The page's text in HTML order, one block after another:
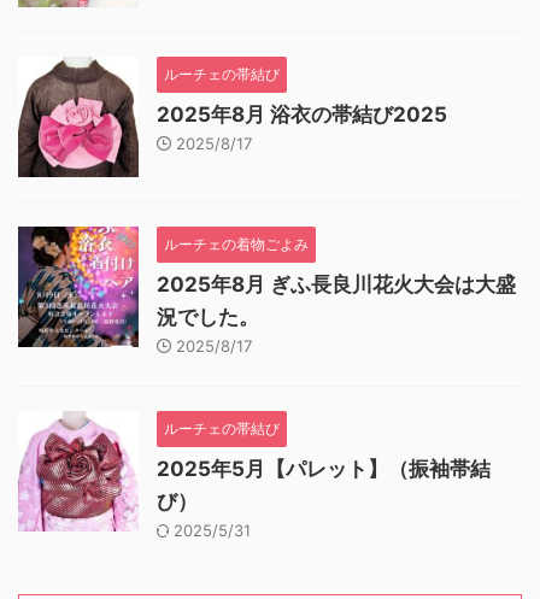
ルーチェの帯結び
2025年8月 浴衣の帯結び2025
2025/8/17
ルーチェの着物ごよみ
2025年8月 ぎふ長良川花火大会は大盛
況でした。
2025/8/17
ルーチェの帯結び
2025年5月【パレット】（振袖帯結
び）
2025/5/31